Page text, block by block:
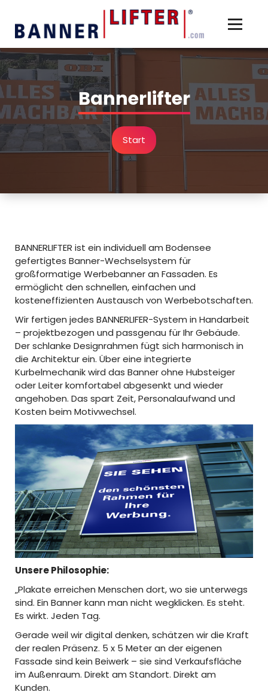
springen
Bannerlifter
Start
BANNERLIFTER ist ein individuell am Bodensee
gefertigtes Banner-Wechselsystem für
großformatige Werbebanner an Fassaden. Es
ermöglicht den schnellen, einfachen und
kosteneffizienten Austausch von Werbebotschaften.
Wir fertigen jedes BANNERLIFER-System in Handarbeit
– projektbezogen und passgenau für Ihr Gebäude.
Der schlanke Designrahmen fügt sich harmonisch in
die Architektur ein. Über eine integrierte
Kurbelmechanik wird das Banner ohne Hubsteiger
oder Leiter komfortabel abgesenkt und wieder
angehoben. Das spart Zeit, Personalaufwand und
Kosten beim Motivwechsel.
Unsere Philosophie:
„Plakate erreichen Menschen dort, wo sie unterwegs
sind. Ein Banner kann man nicht wegklicken. Es steht.
Es wirkt. Jeden Tag.
Gerade weil wir digital denken, schätzen wir die Kraft
der realen Präsenz. 5 x 5 Meter an der eigenen
Fassade sind kein Beiwerk – sie sind Verkaufsfläche
im Außenraum. Direkt am Standort. Direkt am
Kunden.